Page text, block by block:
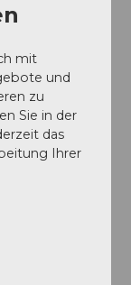
mit
und
zu
Sie in der
das
Ihrer